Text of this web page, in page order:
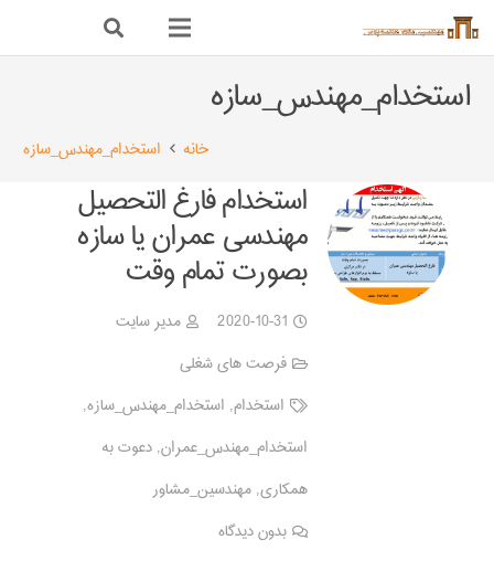
استخدام_مهندس_سازه
خانه استخدام_مهندس_سازه
استخدام فارغ التحصیل
مهندسی عمران یا سازه
بصورت تمام وقت
2020-10-31
مدیر سایت
فرصت های شغلی
استخدام, استخدام_مهندس_سازه,
استخدام_مهندس_عمران,دعوت به
همکاری,مهندسین_مشاور
بدون دیدگاه